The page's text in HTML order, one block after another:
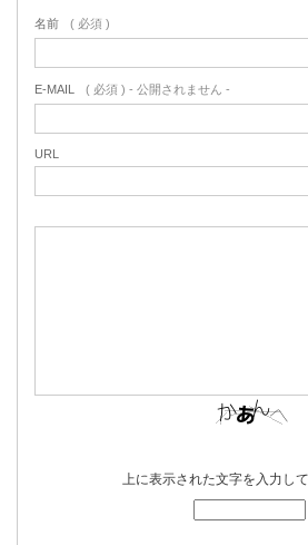
名前 ( 必須 )
E-MAIL ( 必須 ) - 公開されません -
URL
上に表示された文字を入力して